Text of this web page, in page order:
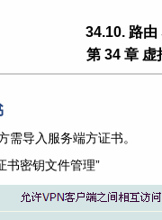
34.10. 路
第 34 章 虚
需导入服务端方证书。
书密钥文件管理”